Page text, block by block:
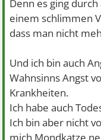
Denn es ging
einem schlimmen
dass man nicht
Und ich bin auch
Wahnsinns Angst
Krankheiten.
Ich habe auch
Ich bin aber nicht
mich Mondkatze